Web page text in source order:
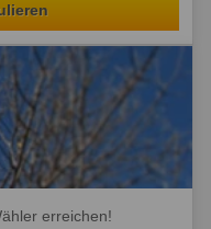
erreichen!